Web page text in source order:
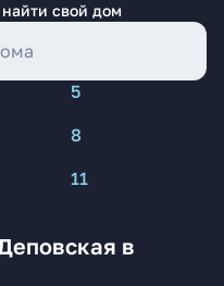
свой дом
5
8
11
в